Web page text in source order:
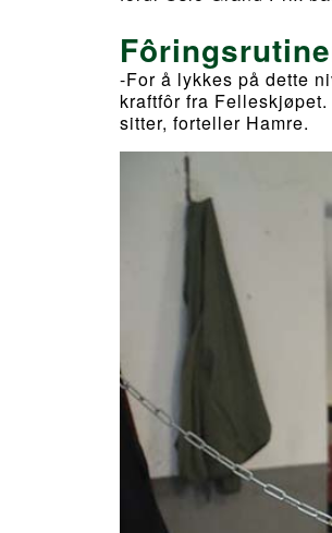
-For å lykkes på dette
kraftfôr fra
sitter, forteller Hamre.